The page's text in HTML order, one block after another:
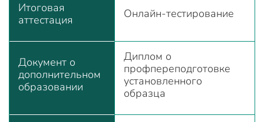
Итоговая
аттестация
Онлайн-тестирование
Документ о
дополнительном
образовании
Диплом о
профпереподготовке
установленного
образца